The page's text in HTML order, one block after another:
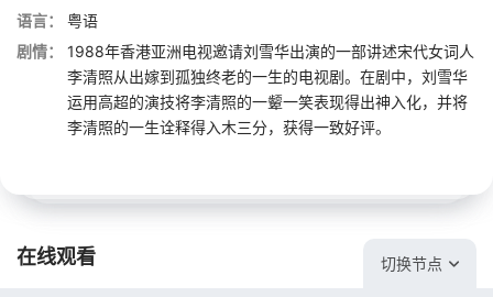
语言：
粤语
剧情：
1988年香港亚洲电视邀请刘雪华出演的一部讲述宋代女词人
李清照从出嫁到孤独终老的一生的电视剧。在剧中，刘雪华
运用高超的演技将李清照的一颦一笑表现得出神入化，并将
李清照的一生诠释得入木三分，获得一致好评。
在线观看 切换节点